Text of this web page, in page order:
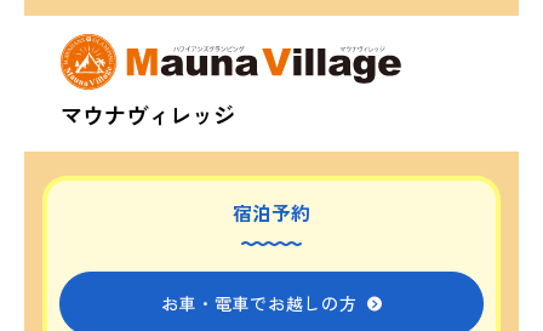
マウナヴィレッジ
宿泊予約
お車・電車でお越しの方